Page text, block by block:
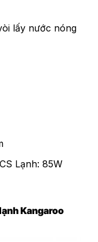
lấy nước nóng
Lạnh: 85W
Kangaroo